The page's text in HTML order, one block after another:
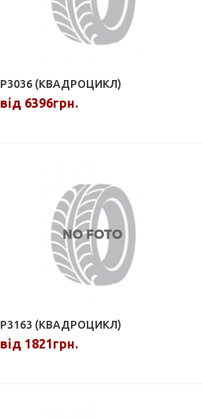
P3036 (КВАДРОЦИКЛ)
від 6396грн.
P3163 (КВАДРОЦИКЛ)
від 1821грн.